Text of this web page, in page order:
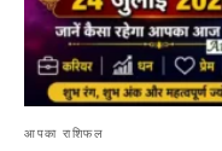
आपका राशिफल